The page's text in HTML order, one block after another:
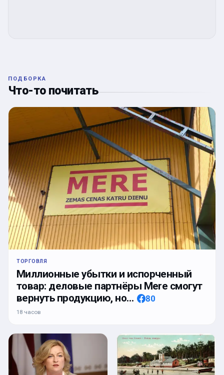
ПОДБОРКА
Что-то почитать
ТОРГОВЛЯ
Миллионные убытки и испорченный
товар: деловые партнёры Mere смогут
вернуть продукцию, но…
80
18 часов